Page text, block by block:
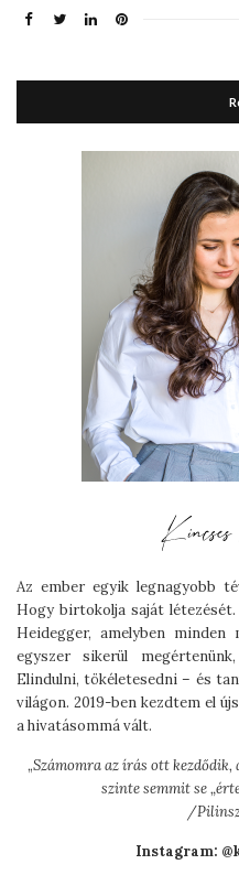
Az ember egyik legnagyobb
Hogy birtokolja saját
Heidegger, amelyben
egyszer sikerül
Elindulni, tökéletesedni – és
világon. 2019-ben kezdtem el
a hivatásommá vált.
„Számomra az írás ott
szinte semmit se
/
Instagram: